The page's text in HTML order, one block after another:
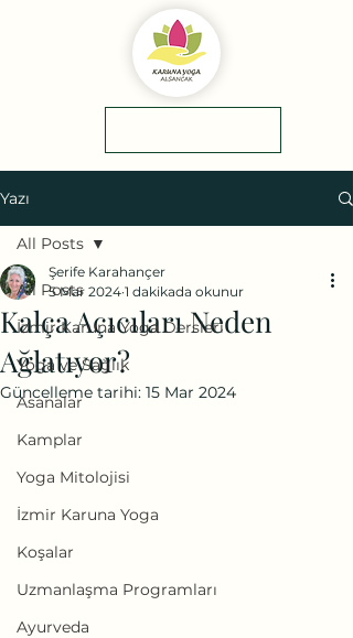
Yazı
All Posts
İzmir Karuna Yoga Dersleri
Yoga ve Sağlık
Asanalar
Kamplar
Yoga Mitolojisi
İzmir Karuna Yoga
Koşalar
Uzmanlaşma Programları
Ayurveda
All Posts
Kalça Açıcıları Neden
Ağlatıyor?
Şerife Karahançer
5 Mar 2024 1 dakikada okunur
Güncelleme tarihi: 15 Mar 2024